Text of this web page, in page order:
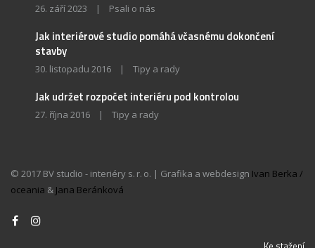
26. září 2023 | Psali o nás
Jak interiérové studio pomáhá včasnému dokončení
stavby
30. listopadu 2016 | Tipy a rady
Jak udržet rozpočet interiéru pod kontrolou
27. října 2016 | Tipy a rady
© 2017 BV studio - interiéry s. r. o. | Grafika a webdesign Ivan Berka /
oceania & Jana Beránková